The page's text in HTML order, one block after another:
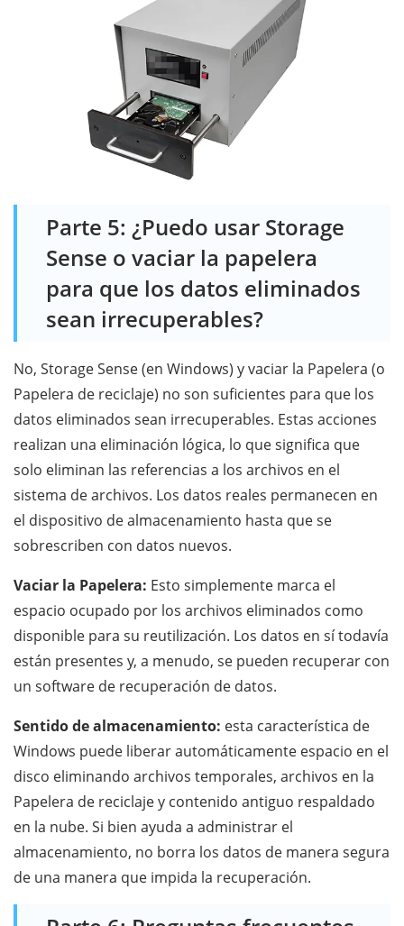
Parte 5: ¿Puedo usar Storage
Sense o vaciar la papelera
para que los datos eliminados
sean irrecuperables?
No, Storage Sense (en Windows) y vaciar la Papelera (o
Papelera de reciclaje) no son suficientes para que los
datos eliminados sean irrecuperables. Estas acciones
realizan una eliminación lógica, lo que significa que
solo eliminan las referencias a los archivos en el
sistema de archivos. Los datos reales permanecen en
el dispositivo de almacenamiento hasta que se
sobrescriben con datos nuevos.
Vaciar la Papelera: Esto simplemente marca el
espacio ocupado por los archivos eliminados como
disponible para su reutilización. Los datos en sí todavía
están presentes y, a menudo, se pueden recuperar con
un software de recuperación de datos.
Sentido de almacenamiento: esta característica de
Windows puede liberar automáticamente espacio en el
disco eliminando archivos temporales, archivos en la
Papelera de reciclaje y contenido antiguo respaldado
en la nube. Si bien ayuda a administrar el
almacenamiento, no borra los datos de manera segura
de una manera que impida la recuperación.